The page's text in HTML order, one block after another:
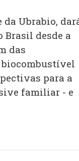
da Ubrabio,
Brasil desde a
das
para a
familiar - e